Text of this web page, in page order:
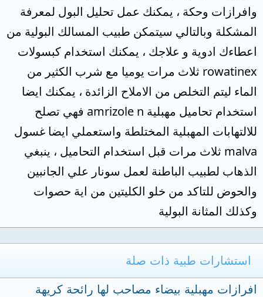
وافرازات وحكة ، يمكنك عمل تحليل البول لمعرفة
المشكلة وبالتالي سيتمكن طبيب المسالك البولية من
اعطاءك ادوية و علاجك ، يمكنك استخدام كبسولات
rowatinex ثلاث مرات يوميا مع شرب الكثير من
الماء ليتم التخلص من الاملاح الزائدة ، يمكنك ايضا
استخدام تحاميل مهبلية amrizole n فهي تصلح
للالتهابات المهبلية المختلطة واستعملي ايضا غسول
malva ثلاث مرات قبل استخدام التحاميل ، ينبغي
الذهاب لطبيب الباطنة لعمل سونار علي الجانبين
والحوض للتاكد من خلو الكليتين من اية حصوات
وكذلك المثانة البولية
استشارات طبية ذات صلة
افرازات مهبلية بيضاء مصاحب لها رائحة كريهة